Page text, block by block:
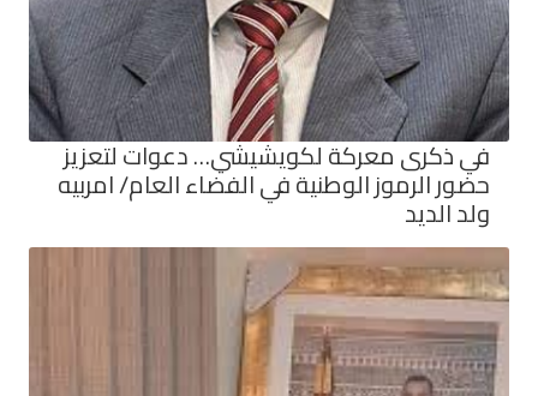
في ذكرى معركة لكويشيشي… دعوات لتعزيز
حضور الرموز الوطنية في الفضاء العام/ امربيه
ولد الديد